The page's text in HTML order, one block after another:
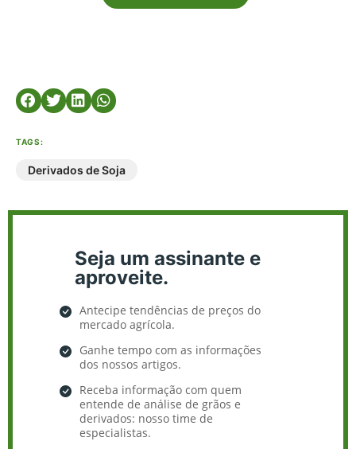
TAGS:
Derivados de Soja
Seja um assinante e
aproveite.
Antecipe tendências de preços do
mercado agrícola.
Ganhe tempo com as informações
dos nossos artigos.
Receba informação com quem
entende de análise de grãos e
derivados: nosso time de
especialistas.